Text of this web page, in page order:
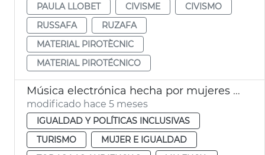
PAULA LLOBET
CIVISME
CIVISMO
RUSSAFA
RUZAFA
MATERIAL PIROTÈCNIC
MATERIAL PIROTÉCNICO
Música electrónica hecha por mujeres València 8M
modificado hace 5 meses
IGUALDAD Y POLÍTICAS INCLUSIVAS
TURISMO
MUJER E IGUALDAD